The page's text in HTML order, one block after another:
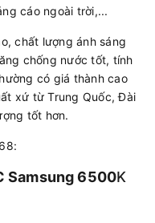
cáo ngoài trời,...
chất lượng ánh sáng
chống nước tốt, tính
có giá thành cao
xứ từ Trung Quốc, Đài
tốt hơn.
Samsung 6500K